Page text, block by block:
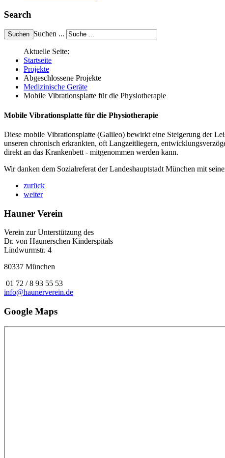
Search
Suchen ...
Aktuelle Seite:
Startseite
Projekte
Abgeschlossene Projekte
Medizinische Geräte
Mobile Vibrationsplatte für die Physiotherapie
Mobile Vibrationsplatte für die Physiotherapie
Diese mobile Vibrationsplatte (Galileo) bewirkt eine Steigerung der
unseren chronisch erkrankten, oft Langzeitliegern,
direkt an das Krankenbett - mitgenommen werden kann.
Wir danken dem Sozialreferat der Landeshauptstadt München mit
zurück
weiter
Hauner Verein
Verein zur Unterstützung des
Dr. von Haunerschen Kinderspitals
Lindwurmstr. 4
80337 München
01 72 / 8 93 55 53
info@haunerverein.de
Google Maps